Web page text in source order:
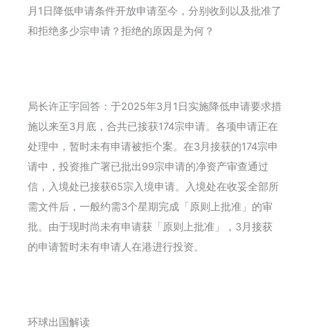
月1日降低申请条件开放申请至今，分别收到以及批准了
和拒绝多少宗申请？拒绝的原因是为何？
局长许正宇回答：于2025年3月1日实施降低申请要求措
施以来至3月底，合共已接获174宗申请。各项申请正在
处理中，暂时未有申请被拒个案。在3月接获的174宗申
请中，投资推广署已批出99宗申请的净资产审查通过
信，入境处已接获65宗入境申请。入境处在收妥全部所
需文件后，一般约需3个星期完成「原则上批准」的审
批。由于现时尚未有申请获「原则上批准」，3月接获
的申请暂时未有申请人在港进行投资。
环球出国解读